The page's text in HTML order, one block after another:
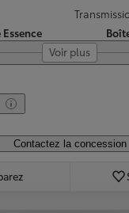
Voir plus
Contactez la concession